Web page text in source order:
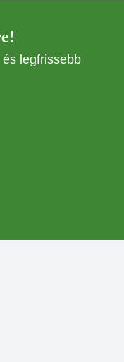
NOV
legfrissebb